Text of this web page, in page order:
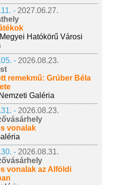
- 2027.06.27.
Hatókörű Városi
- 2026.08.23.
remekmű: Grúber Béla
Galéria
- 2026.08.23.
vonalak
- 2026.08.31.
vonalak az Alföldi